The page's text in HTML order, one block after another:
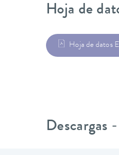
Hoja de
Hoja de datos
Descargas